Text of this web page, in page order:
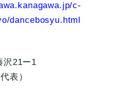
c-
dancebosyu.html
沢21ー1
表）